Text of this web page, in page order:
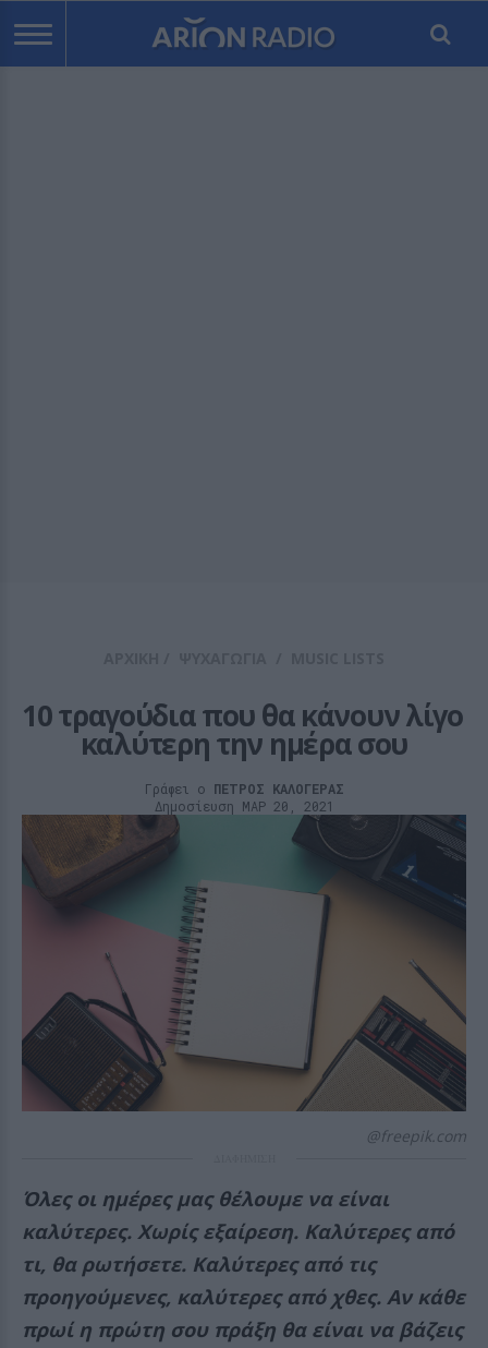
10 τραγούδια που θα κάνουν λίγο
καλύτερη την ημέρα σου
Γράφει ο ΠΕΤΡΟΣ ΚΑΛΟΓΕΡΑΣ
Δημοσίευση ΜΑΡ 20, 2021
@freepik.com
Όλες οι ημέρες μας θέλουμε να είναι
καλύτερες. Χωρίς εξαίρεση. Καλύτερες από
τι, θα ρωτήσετε. Καλύτερες από τις
προηγούμενες, καλύτερες από χθες. Αν κάθε
πρωί η πρώτη σου πράξη θα είναι να βάζεις